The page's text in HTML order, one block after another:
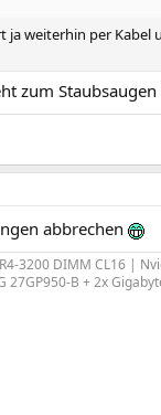
ja weiterhin per Kabel
zum Staubsaugen
abbrechen
3200 DIMM CL16 |
B + 2x